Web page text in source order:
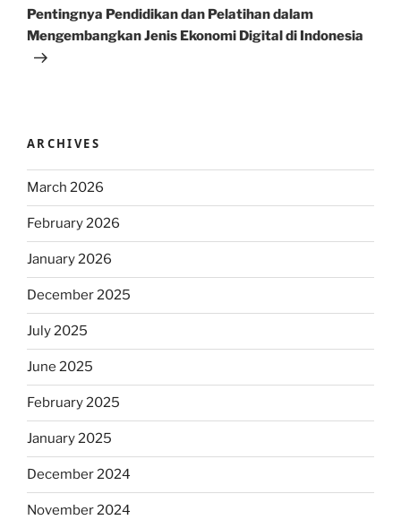
Post
Pentingnya Pendidikan dan Pelatihan dalam
Mengembangkan Jenis Ekonomi Digital di Indonesia
ARCHIVES
March 2026
February 2026
January 2026
December 2025
July 2025
June 2025
February 2025
January 2025
December 2024
November 2024